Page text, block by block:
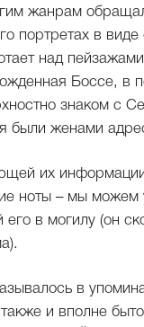
жанрам
портретах в
над
Боссе, в
знаком с
были женами
их
ноты – мы можем
в могилу (он
в
и вполне